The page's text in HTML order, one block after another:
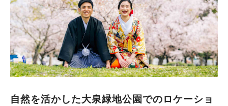
自然を活かした大泉緑地公園でのロケーショ